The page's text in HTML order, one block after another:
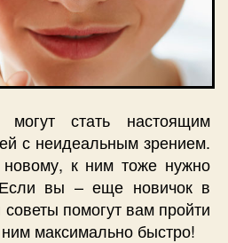
могут стать настоящим
с неидеальным зрением.
к ним тоже нужно
Если вы – еще новичок в
помогут вам пройти
максимально быстро!